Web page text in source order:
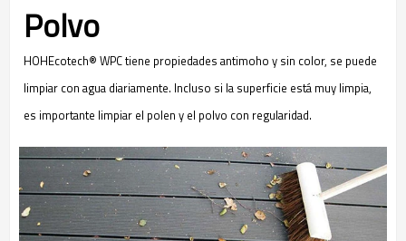
Polvo
HOHEcotech® WPC tiene propiedades antimoho y sin color, se puede
limpiar con agua diariamente. Incluso si la superficie está muy limpia,
es importante limpiar el polen y el polvo con regularidad.